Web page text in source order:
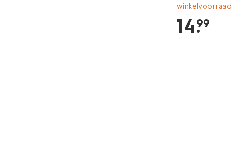
winkelvoorraad
14.
99